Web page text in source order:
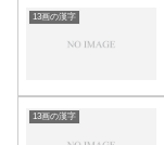
13画の漢字
13画の漢字